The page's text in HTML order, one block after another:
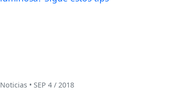
Noticias • SEP 4 / 2018